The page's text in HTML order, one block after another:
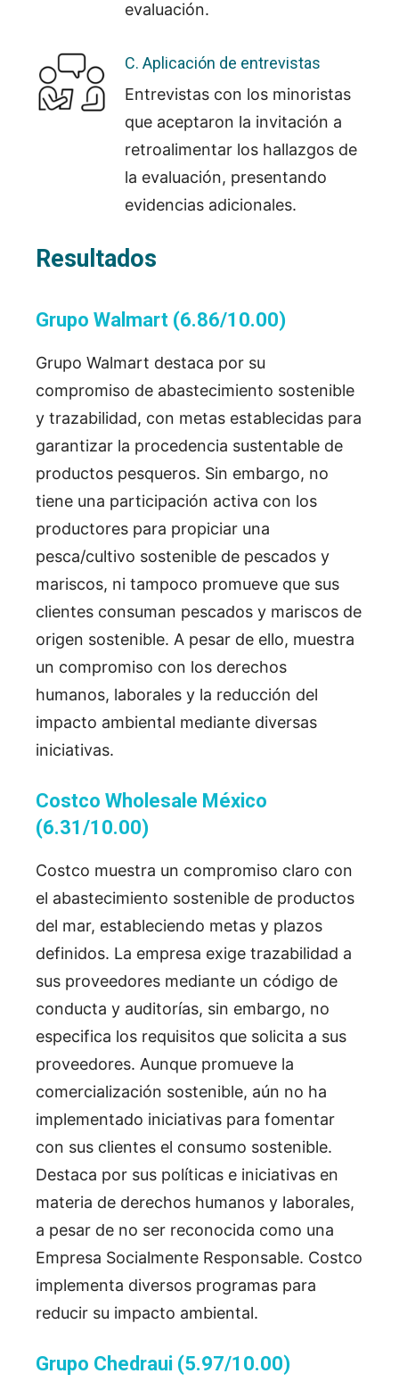
evaluación.
C. Aplicación de entrevistas
Entrevistas con los minoristas
que aceptaron la invitación a
retroalimentar los hallazgos de
la evaluación, presentando
evidencias adicionales.
Resultados
Grupo Walmart (6.86/10.00)
Grupo Walmart destaca por su
compromiso de abastecimiento sostenible
y trazabilidad, con metas establecidas para
garantizar la procedencia sustentable de
productos pesqueros. Sin embargo, no
tiene una participación activa con los
productores para propiciar una
pesca/cultivo sostenible de pescados y
mariscos, ni tampoco promueve que sus
clientes consuman pescados y mariscos de
origen sostenible. A pesar de ello, muestra
un compromiso con los derechos
humanos, laborales y la reducción del
impacto ambiental mediante diversas
iniciativas.
Costco Wholesale México
(6.31/10.00)
Costco muestra un compromiso claro con
el abastecimiento sostenible de productos
del mar, estableciendo metas y plazos
definidos. La empresa exige trazabilidad a
sus proveedores mediante un código de
conducta y auditorías, sin embargo, no
especifica los requisitos que solicita a sus
proveedores. Aunque promueve la
comercialización sostenible, aún no ha
implementado iniciativas para fomentar
con sus clientes el consumo sostenible.
Destaca por sus políticas e iniciativas en
materia de derechos humanos y laborales,
a pesar de no ser reconocida como una
Empresa Socialmente Responsable. Costco
implementa diversos programas para
reducir su impacto ambiental.
Grupo Chedraui (5.97/10.00)